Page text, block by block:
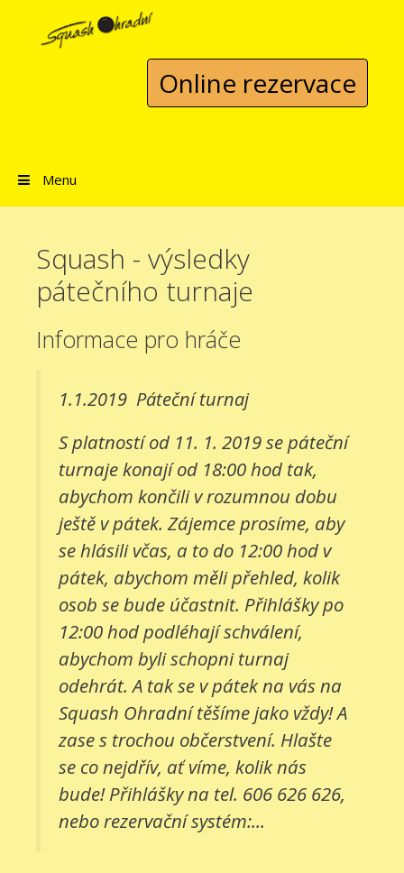
Přeskočit na obsah
Online rezervace
Menu
Squash - výsledky
pátečního turnaje
Informace pro hráče
1.1.2019 Páteční turnaj
S platností od 11. 1. 2019 se páteční
turnaje konají od 18:00 hod tak,
abychom končili v rozumnou dobu
ještě v pátek. Zájemce prosíme, aby
se hlásili včas, a to do 12:00 hod v
pátek, abychom měli přehled, kolik
osob se bude účastnit. Přihlášky po
12:00 hod podléhají schválení,
abychom byli schopni turnaj
odehrát. A tak se v pátek na vás na
Squash Ohradní těšíme jako vždy! A
zase s trochou občerstvení. Hlašte
se co nejdřív, ať víme, kolik nás
bude! Přihlášky na tel. 606 626 626,
nebo rezervační systém:...